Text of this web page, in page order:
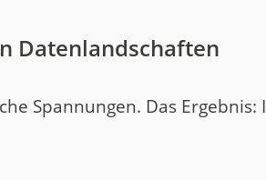
Datenlandschaften
Spannungen. Das